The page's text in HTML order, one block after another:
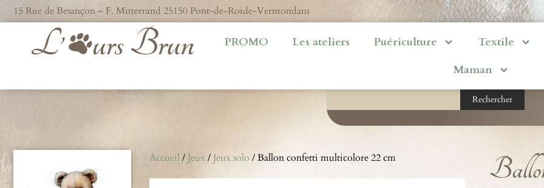
15 Rue de Besançon – F. Mitterrand 25150 Pont-de-Roide-Vermondans
PROMO Les ateliers Puériculture
Textile
Maman
Rechercher
Accueil / Jeux/Jeux solo / Ballon confetti multicolore 22 cm